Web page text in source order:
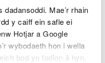
Mae’r rhain
y caiff ein safle ei
Hotjar a Google
wybodaeth hon i wella
bod yn fodlon â hyn.
a’i hadfer
ac addasu i hinsawdd